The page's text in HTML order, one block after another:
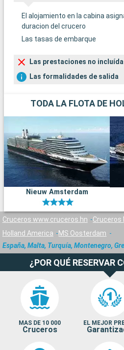
El alojamiento en la cabina
duracion del crucero
Las tasas de embarque
Las prestaciones no
Las formalidades de salida
TODA LA FLOTA DE
Nieuw Amsterdam
Cruceros www.cruceros.hn
Cruceros
Holland America
MS Oosterdam
España, Malta, Turquía, Montenegro,
¿POR QUÉ RESERVAR
MAS DE 10 000
Cruceros
EL MEJOR